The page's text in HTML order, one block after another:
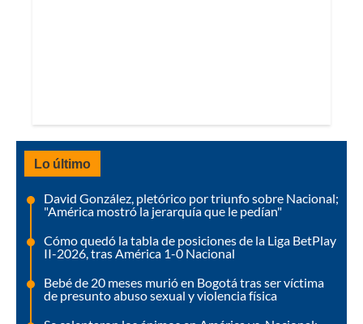
Lo último
David González, pletórico por triunfo sobre Nacional;
"América mostró la jerarquía que le pedían"
Cómo quedó la tabla de posiciones de la Liga BetPlay
II-2026, tras América 1-0 Nacional
Bebé de 20 meses murió en Bogotá tras ser víctima
de presunto abuso sexual y violencia física